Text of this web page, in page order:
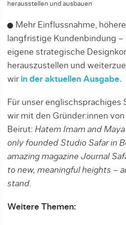
herausstellen und ausbauen
Mehr Einflussnahme,
langfristige Kundenbindung
eigene strategische
herauszustellen und
wir in der aktuellen Ausgabe.
Für unser englischsprachiges
wir mit den Gründer:innen von
Beirut: Hatem Imam and
only founded Studio Safar in
amazing magazine Journal
to new, meaningful heights –
stand.
Weitere Themen: